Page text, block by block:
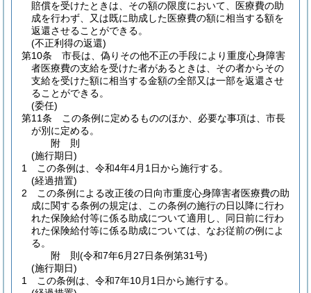
賠償を受けたときは、その額の限度において、医療費の助
成を行わず、又は既に助成した医療費の額に相当する額を
返還させることができる。
(不正利得の返還)
第10条
市長は、偽りその他不正の手段により重度心身障害
者医療費の支給を受けた者があるときは、その者からその
支給を受けた額に相当する金額の全部又は一部を返還させ
ることができる。
(委任)
第11条
この条例に定めるもののほか、必要な事項は、市長
が別に定める。
附 則
(施行期日)
1
この条例は、令和4年4月1日から施行する。
(経過措置)
2
この条例による改正後の日向市重度心身障害者医療費の助
成に関する条例の規定は、この条例の施行の日以降に行わ
れた保険給付等に係る助成について適用し、同日前に行わ
れた保険給付等に係る助成については、なお従前の例によ
る。
附 則(令和7年6月27日条例第31号)
(施行期日)
1
この条例は、令和7年10月1日から施行する。